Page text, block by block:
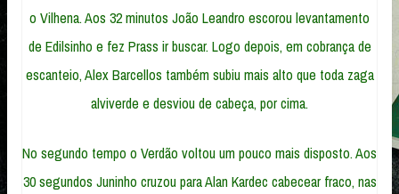
o Vilhena. Aos 32 minutos João Leandro escorou levantamento
de Edilsinho e fez Prass ir buscar. Logo depois, em cobrança de
escanteio, Alex Barcellos também subiu mais alto que toda zaga
alviverde e desviou de cabeça, por cima.
No segundo tempo o Verdão voltou um pouco mais disposto. Aos
30 segundos Juninho cruzou para Alan Kardec cabecear fraco, nas